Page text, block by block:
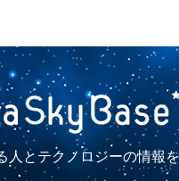
人とテクノロジーの情報